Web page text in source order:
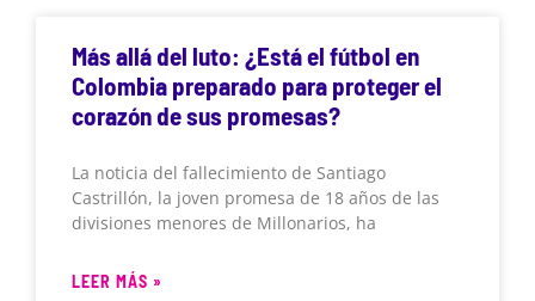
Más allá del luto: ¿Está el fútbol en
Colombia preparado para proteger el
corazón de sus promesas?
La noticia del fallecimiento de Santiago
Castrillón, la joven promesa de 18 años de las
divisiones menores de Millonarios, ha
LEER MÁS »